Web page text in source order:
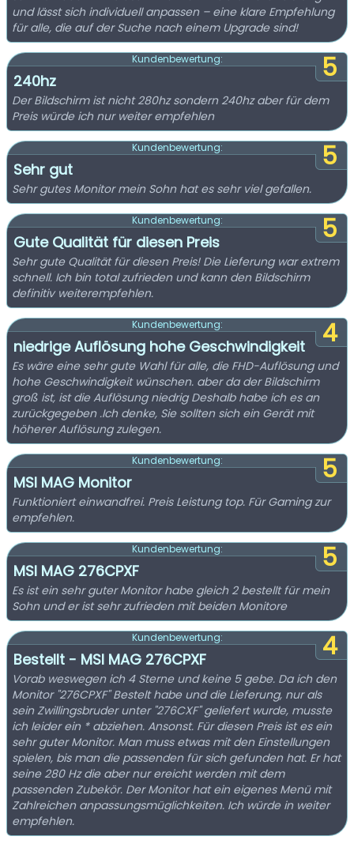
und lässt sich individuell anpassen – eine klare Empfehlung
für alle, die auf der Suche nach einem Upgrade sind!
5
Kundenbewertung:
240hz
Der Bildschirm ist nicht 280hz sondern 240hz aber für dem
Preis würde ich nur weiter empfehlen
5
Kundenbewertung:
Sehr gut
Sehr gutes Monitor mein Sohn hat es sehr viel gefallen.
5
Kundenbewertung:
Gute Qualität für diesen Preis
Sehr gute Qualität für diesen Preis! Die Lieferung war extrem
schnell. Ich bin total zufrieden und kann den Bildschirm
definitiv weiterempfehlen.
4
Kundenbewertung:
niedrige Auflösung hohe Geschwindigkeit
Es wäre eine sehr gute Wahl für alle, die FHD-Auflösung und
hohe Geschwindigkeit wünschen. aber da der Bildschirm
groß ist, ist die Auflösung niedrig Deshalb habe ich es an
zurückgegeben .Ich denke, Sie sollten sich ein Gerät mit
höherer Auflösung zulegen.
5
Kundenbewertung:
MSI MAG Monitor
Funktioniert einwandfrei. Preis Leistung top. Für Gaming zur
empfehlen.
5
Kundenbewertung:
MSI MAG 276CPXF
Es ist ein sehr guter Monitor habe gleich 2 bestellt für mein
Sohn und er ist sehr zufrieden mit beiden Monitore
4
Kundenbewertung:
Bestellt - MSI MAG 276CPXF
Vorab weswegen ich 4 Sterne und keine 5 gebe. Da ich den
Monitor "276CPXF" Bestelt habe und die Lieferung, nur als
sein Zwillingsbruder unter "276CXF" geliefert wurde, musste
ich leider ein * abziehen. Ansonst. Für diesen Preis ist es ein
sehr guter Monitor. Man muss etwas mit den Einstellungen
spielen, bis man die passenden für sich gefunden hat. Er hat
seine 280 Hz die aber nur ereicht werden mit dem
passenden Zubekör. Der Monitor hat ein eigenes Menü mit
Zahlreichen anpassungsmüglichkeiten. Ich würde in weiter
empfehlen.